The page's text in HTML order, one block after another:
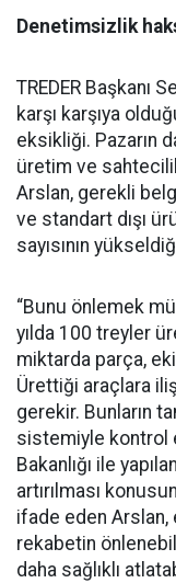
Denetimsizlik
TREDER Başkanı
karşı karşıya
eksikliği. Pazarın
üretim ve sahtecilik
Arslan, gerekli
ve standart dışı
sayısının
“Bunu önlemek
yılda 100 treyler
miktarda parça,
Ürettiği araçlara
gerekir. Bunların
sistemiyle kontrol
Bakanlığı ile
artırılması
ifade eden Arslan,
rekabetin
daha sağlıklı